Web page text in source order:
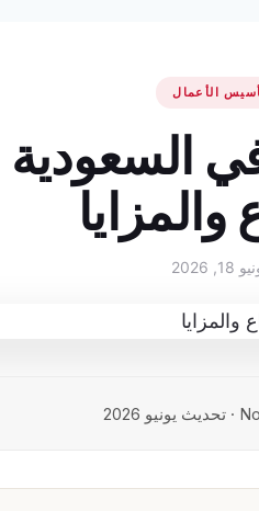
الأعمال
والمزايا
18, 2026